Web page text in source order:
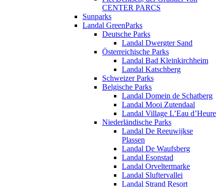
CENTER PARCS
Sunparks
Landal GreenParks
Deutsche Parks
Landal Dwergter Sand
Österreichische Parks
Landal Bad Kleinkirchheim
Landal Katschberg
Schweizer Parks
Belgische Parks
Landal Domein de Schatberg
Landal Mooi Zutendaal
Landal Village L’Eau d’Heure
Niederländische Parks
Landal De Reeuwijkse
Plassen
Landal De Waufsberg
Landal Esonstad
Landal Orveltermarke
Landal Sluftervallei
Landal Strand Resort